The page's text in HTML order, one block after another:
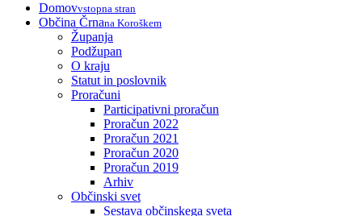
Domovvstopna stran
Občina Črnana Koroškem
Županja
Podžupan
O kraju
Statut in poslovnik
Proračuni
Participativni proračun
Proračun 2022
Proračun 2021
Proračun 2020
Proračun 2019
Arhiv
Občinski svet
Sestava občinskega sveta